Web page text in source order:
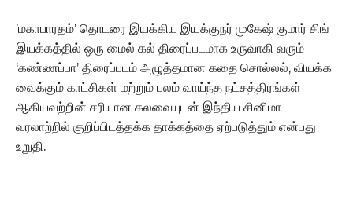
’மகாபாரதம்’ தொடரை இயக்கிய இயக்குநர் முகேஷ் குமார் சிங்
இயக்கத்தில் ஒரு மைல் கல் திரைப்படமாக உருவாகி வரும்
‘கண்ணப்பா’ திரைப்படம் அழுத்தமான கதை சொல்லல், வியக்க
வைக்கும் காட்சிகள் மற்றும் பலம் வாய்ந்த நட்சத்திரங்கள்
ஆகியவற்றின் சரியான கலவையுடன் இந்திய சினிமா
வரலாற்றில் குறிப்பிடத்தக்க தாக்கத்தை ஏற்படுத்தும் என்பது
உறுதி.